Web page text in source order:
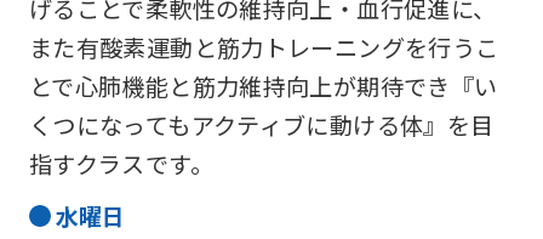
げることで柔軟性の維持向上・血行促進に、
また有酸素運動と筋力トレーニングを行うこ
とで心肺機能と筋力維持向上が期待でき『い
くつになってもアクティブに動ける体』を目
指すクラスです。
水曜日
English.
Click
the
link